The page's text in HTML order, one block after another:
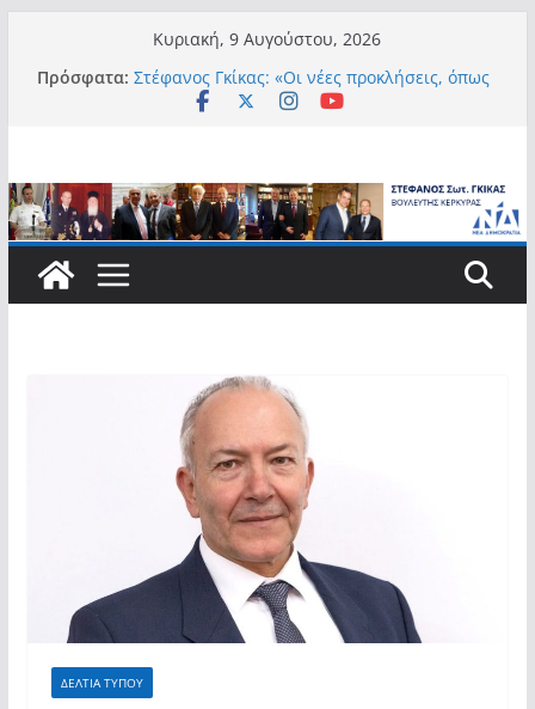
περιεχόμενο
Κυριακή, 9 Αυγούστου, 2026
Πρόσφατα: Στέφανος Γκίκας: «Οι νέες προκλήσεις, όπως
η τεχνητή νοημοσύνη, η κλιματική κρίση, η
απαντήσεις»
Στέφανος Γκίκας:
Στέφανος Γκίκας:
Στέφανος Γκίκας: «Η πρωτοβουλία “Smart
καθημερινότητάς τους»
Στέφανος Γκίκας: «Καλωσορίζω θερμά τους
911 νέους φοιτητές που επέλεξαν τα 6
Τμήματα της Κέρκυρας για τις σπουδές
τους»
ΔΕΛΤΙΑ ΤΥΠΟΥ